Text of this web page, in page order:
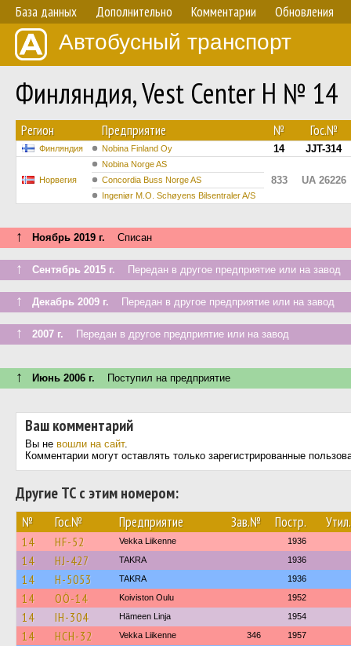
База данных Дополнительно Комментарии Обновления
Автобусный транспорт
Финляндия, Vest Center H № 14
Регион Предприятие № Гос.№
Финляндия Nobina Finland Oy 14 JJT-314
Норвегия
Nobina Norge AS
833 UA 26226
Concordia Buss Norge AS
Ingeniør M.O. Schøyens Bilsentraler A/S
↑ Ноябрь 2019 г. Списан
↑ Сентябрь 2015 г. Передан в другое предприятие или на завод
↑ Декабрь 2009 г. Передан в другое предприятие или на завод
↑ 2007 г. Передан в другое предприятие или на завод
↑ Июнь 2006 г. Поступил на предприятие
Ваш комментарий
Вы не вошли на сайт.
Комментарии могут оставлять только зарегистрированные
Другие ТС с этим номером:
№ Гос.№ Предприятие Зав.№ Постр. Утил.
14 HF-52 Vekka Liikenne 1936
14 HJ-427 TAKRA 1936
14 H-5053 TAKRA 1936
14 OÖ-14 Koiviston Oulu 1952
14 IH-304 Hämeen Linja 1954
14 HCH-32 Vekka Liikenne 346 1957